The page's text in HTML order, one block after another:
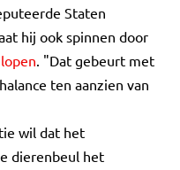
Staten
hij ook spinnen door
. "Dat gebeurt met
ten aanzien van
wil dat het
dierenbeul het